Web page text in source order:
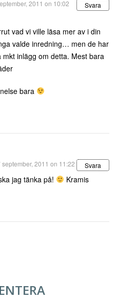
2011 on 10:02 Svara
vad vi ville läsa mer av i din
valde inredning… men de har
mkt inlägg om detta. Mest bara
bara
september, 2011 on 11:22 Svara
jag tänka på! Kramis